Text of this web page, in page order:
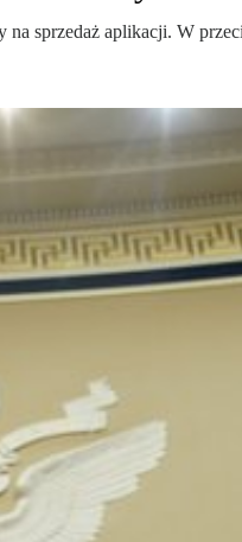
sprzedaż aplikacji. W